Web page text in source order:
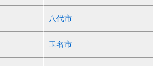
八代市
玉名市